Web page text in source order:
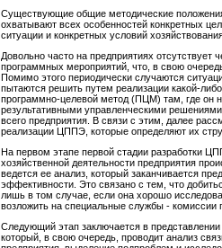
Существующие общие методические
охватывают всех особенностей конкретных
ситуации и конкретных условий
Довольно часто на предприятиях отсутствует
программных мероприятий, что, в свою
Помимо этого периодически случаются
пытаются решить путем реализации какой-
программно-целевой метод (ПЦМ) там, где он
результативными управленческими
всего предприятия. В связи с этим, далее
реализации ЦППЭ, которые определяют их
На первом этапе первой стадии разработки
хозяйственной деятельности предприятия
ведется ее анализ, который заканчивается
эффективности. Это связано с тем, что
лишь в том случае, если она хорошо
возложить на специальные службы - комиссии
Следующий этап заключается в
который, в свою очередь, проводит анализ